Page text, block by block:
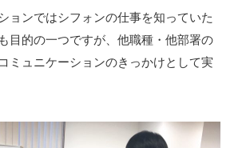
ョンではシフォンの仕事を知っていた
目的の一つですが、他職種・他部署の
ミュニケーションのきっかけとして実